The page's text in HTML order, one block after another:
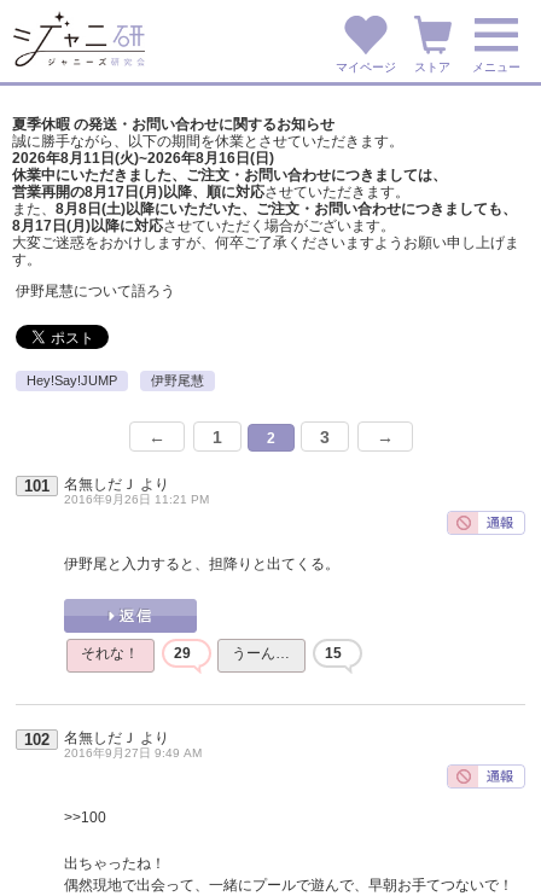
マイページ ストア メニュー
夏季休暇 の発送・お問い合わせに関するお知らせ
誠に勝手ながら、以下の期間を休業とさせていただきます。
2026年8月11日(火)~2026年8月16日(日)
休業中にいただきました、ご注文・お問い合わせにつきましては、
営業再開の8月17日(月)以降、順に対応させていただきます。
また、 8月8日(土)以降にいただいた、ご注文・ お問い合わせにつきましても、
8月17日(月)以降に対応させていただく場合がございます。
大変ご迷惑をおかけしますが、 何卒ご了承くださいますようお願い申し上げま
す。
伊野尾慧について語ろう
Hey!Say!JUMP 伊野尾慧
← 1 2 3 →
101 名無しだＪ より
2016年9月26日 11:21 PM
伊野尾と入力すると、担降りと出てくる。
それな！ 29 うーん… 15
102 名無しだＪ より
2016年9月27日 9:49 AM
>>100
出ちゃったね！
偶然現地で出会って、一緒にプールで遊んで、早朝お手てつないで！